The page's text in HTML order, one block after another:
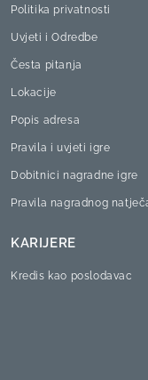
Politika privatnosti
Uvjeti i Odredbe
Česta pitanja
Lokacije
Popis adresa
Pravila i uvjeti igre
Dobitnici nagradne igre
Pravila nagradnog
KARIJERE
Kredis kao poslodavac